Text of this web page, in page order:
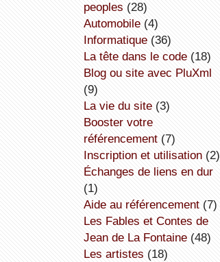
peoples (28)
Automobile(4)
informatique(36)
la tête dans le code(18)
Blog ou site avec PluXml
(9)
la vie du site(3)
booster votre
référencement(7)
inscription et utilisation(2)
échanges de liens en dur
(1)
aide au référencement(7)
Les Fables et Contes de
Jean de La Fontaine(48)
Les artistes (18)